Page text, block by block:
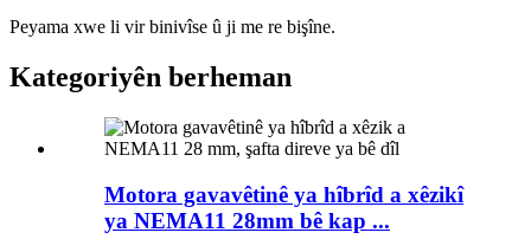
Peyama xwe li vir binivîse û ji me re bişîne.
Kategoriyên berheman
Motora gavavêtinê ya hîbrîd a xêzikî
ya NEMA11 28mm bê kap ...